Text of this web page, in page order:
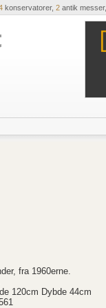
konservatorer, 2antik messer,
fra 1960erne.
120cm Dybde 44cm